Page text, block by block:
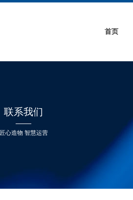
首页
联系我们
匠心造物 智慧运营